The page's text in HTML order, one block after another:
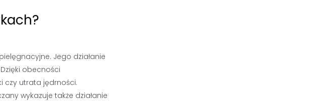
Jego działanie
obecności
czy utrata jędrności.
wykazuje także działanie